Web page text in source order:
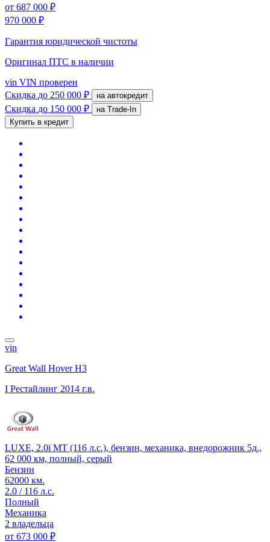
от 687 000 ₽
970 000 ₽
Гарантия юридической чистоты
Оригинал ПТС в наличии
vin VIN проверен
Скидка до 250 000 ₽ на автокредит
Скидка до 150 000 ₽
на Trade-In
Купить в кредит
vin
Great Wall Hover H3
I Рестайлинг 2014 г.в.
LUXE, 2.0i MT (116 л.с.), бензин, механика, внедорожник 5д.,
62 000 км, полный, серый
Бензин
62000 км.
2.0 / 116 л.с.
Полный
Механика
2 владельца
от 673 000 ₽